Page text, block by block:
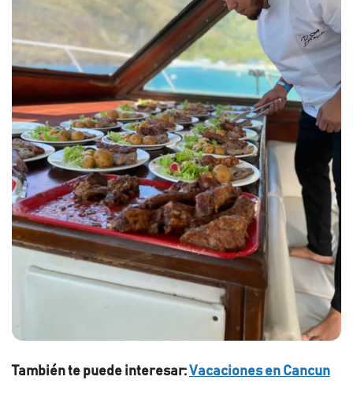
También te puede interesar: Vacaciones en Cancun